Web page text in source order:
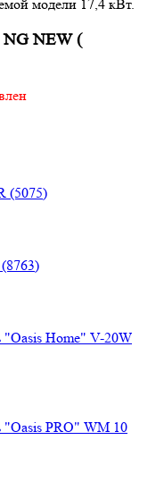
модели 17,4 кВт.
NG NEW (
(5075)
"Oasis Home" V-20W
"Oasis PRO" WM 10